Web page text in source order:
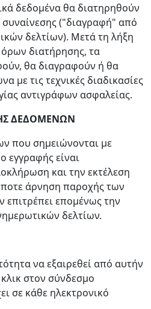
δεδομένα θα διατηρηθούν
συναίνεσης ("διαγραφή" από
δελτίων). Μετά τη λήξη
διατήρησης, τα
θα διαγραφούν ή θα
με τις τεχνικές διαδικασίες
αντιγράφων ασφαλείας.
ΔΕΔΟΜΕΝΩΝ
που σημειώνονται με
εγγραφής είναι
και την εκτέλεση
άρνηση παροχής των
επομένως την
δελτίων.
να εξαιρεθεί από αυτήν
στον σύνδεσμο
σε κάθε ηλεκτρονικό